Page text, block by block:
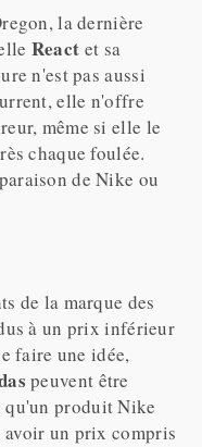
la dernière
React et sa
n'est pas aussi
elle n'offre
même si elle le
chaque foulée.
de Nike ou
de la marque des
à un prix inférieur
faire une idée,
peuvent être
qu'un produit Nike
un prix compris